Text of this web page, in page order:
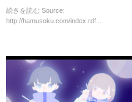
なさい 飛魚のアーチをくぐって
会いに行きます」
続きを読む Source:
http://hamusoku.com/index.rdf...